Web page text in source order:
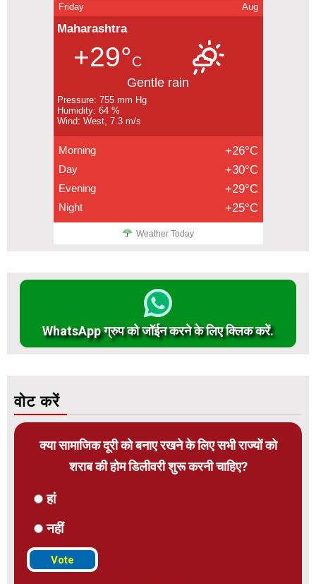
Friday Aug
Maharashtra
+29°C
Gentle rain
Pressure: 755 mm Hg
Humidity: 64 %
Wind: West, 7.3 m/s
Morning +26°C
Day +30°C
Evening +29°C
Night +25°C
Weather Today
WhatsApp ग्रुप को जॉईन करने के लिए क्लिक करें.
वोट करें
क्या सामाजिक दूरी को बनाए रखने के लिए सभी राज्यों को
शराब की होम डिलीवरी शुरू करनी चाहिए?
हां
नहीं